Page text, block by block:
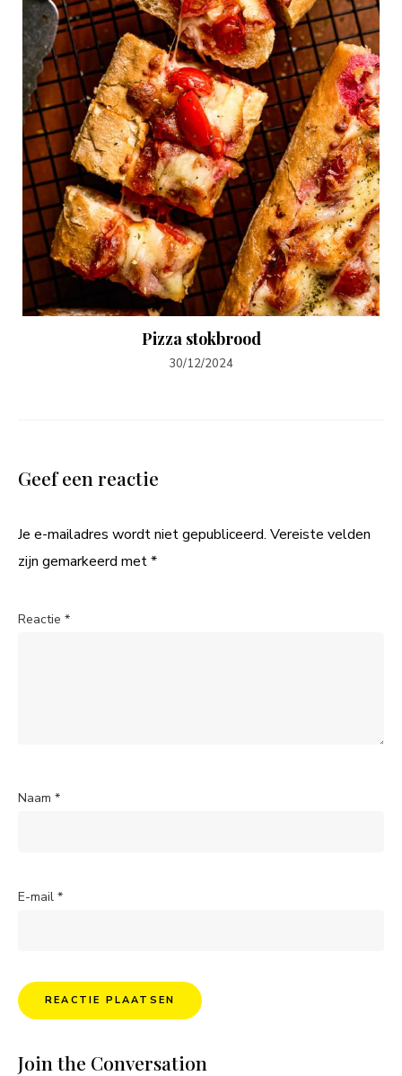
Pizza stokbrood
30/12/2024
Geef een reactie
Je e-mailadres wordt niet gepubliceerd. Vereiste velden
zijn gemarkeerd met*
Reactie *
Naam *
E-mail *
Join the Conversation